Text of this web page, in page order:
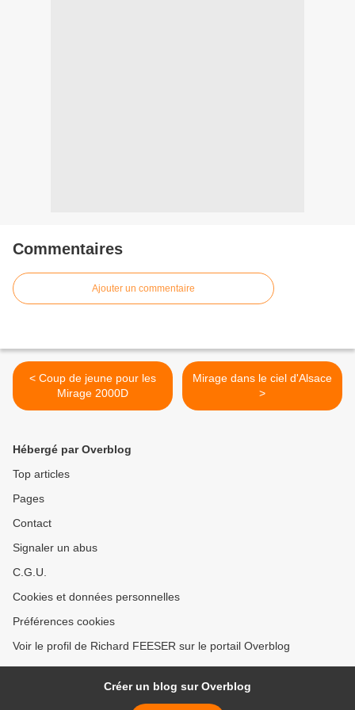
Commentaires
Ajouter un commentaire
< Coup de jeune pour les
Mirage 2000D
Mirage dans le ciel d'Alsace
>
Hébergé par Overblog
Top articles
Pages
Contact
Signaler un abus
C.G.U.
Cookies et données personnelles
Préférences cookies
Voir le profil de Richard FEESER sur le portail Overblog
Créer un blog sur Overblog